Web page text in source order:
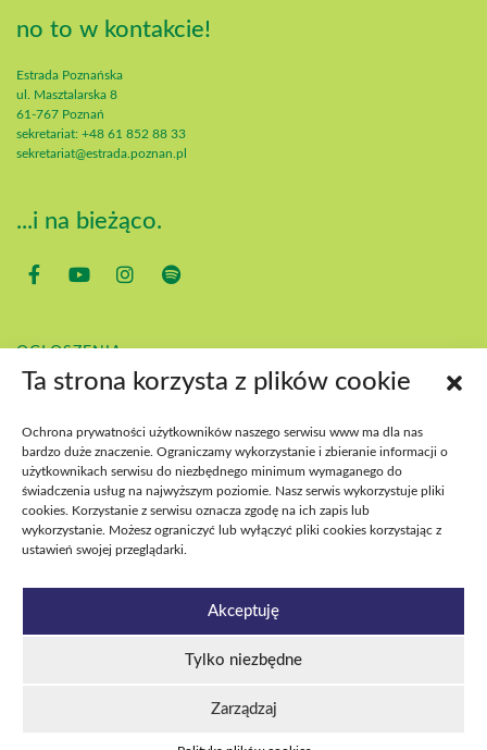
Ta strona korzysta z plików cookie
Ochrona prywatności użytkowników naszego serwisu www ma dla nas
bardzo duże znaczenie. Ograniczamy wykorzystanie i zbieranie informacji o
użytkownikach serwisu do niezbędnego minimum wymaganego do
świadczenia usług na najwyższym poziomie. Nasz serwis wykorzystuje pliki
cookies. Korzystanie z serwisu oznacza zgodę na ich zapis lub
wykorzystanie. Możesz ograniczyć lub wyłączyć pliki cookies korzystając z
ustawień swojej przeglądarki.
Akceptuję
Tylko niezbędne
Zarządzaj
no to w kontakcie!
Estrada Poznańska
ul. Masztalarska 8
61-767 Poznań
sekretariat: +48 61 852 88 33
sekretariat@estrada.poznan.pl
...i na bieżąco.
OGŁOSZENIA
KONTAKT
BIP
DEKLARACJA DOSTĘPNOŚCI
DOSTĘPNOŚĆ WYDARZEŃ
Deklaracja dostępności
Cyberbezpieczeństwo